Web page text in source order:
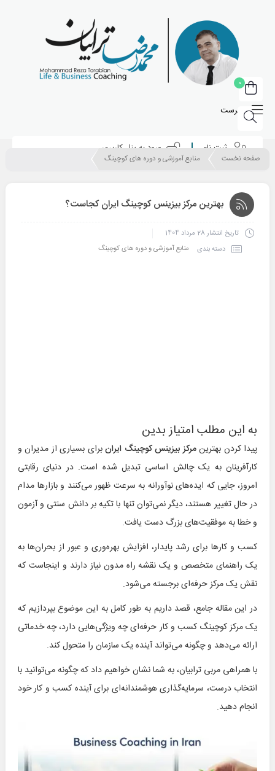
فهرست
ثبت نام ورود به پنل کاربری
0
صفحه نخست منابع آموزشی و دوره های کوچینگ
بهترین مرکز بیزینس کوچینگ ایران کجاست؟
تاریخ انتشار28 مرداد 1404
دسته بندی
منابع آموزشی و دوره های کوچینگ
به این مطلب امتیاز بدین
پیدا کردن بهترینمرکز بیزینس کوچینگ ایرانبرای بسیاری از مدیران و
کارآفرینان به یک چالش اساسی تبدیل شده است. در دنیای رقابتی
امروز، جایی که ایده‌های نوآورانه به سرعت ظهور می‌کنند و بازارها مدام
در حال تغییر هستند، دیگر نمی‌توان تنها با تکیه بر دانش سنتی و آزمون
و خطا به موفقیت‌های بزرگ دست یافت.
کسب و کارها برای رشد پایدار، افزایش بهره‌وری و عبور از بحران‌ها به
یک راهنمای متخصص و یک نقشه راه مدون نیاز دارند و اینجاست که
نقش یک مرکز حرفه‌ای برجسته می‌شود.
در این مقاله جامع، قصد داریم به طور کامل به این موضوع بپردازیم که
یک مرکز کوچینگ کسب و کار حرفه‌ای چه ویژگی‌هایی دارد، چه خدماتی
ارائه می‌دهد و چگونه می‌تواند آینده یک سازمان را متحول کند.
با همراهی مربی ترابیان، به شما نشان خواهیم داد که چگونه می‌توانید با
انتخاب درست، سرمایه‌گذاری هوشمندانه‌ای برای آینده کسب و کار خود
انجام دهید.